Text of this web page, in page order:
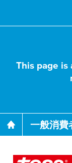
This page is
一般消費
We